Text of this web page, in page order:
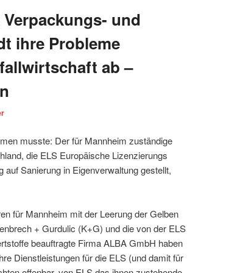
und
ihre Probleme
ab –
musste: Der für Mannheim zuständige
die ELS Europäische Lizenzierungs
Sanierung in Eigenverwaltung gestellt,
für Mannheim mit der Leerung der Gelben
+ Gurdulic (K+G) und die von der ELS
beauftragte Firma ALBA GmbH haben
Dienstleistungen für die ELS (und damit für